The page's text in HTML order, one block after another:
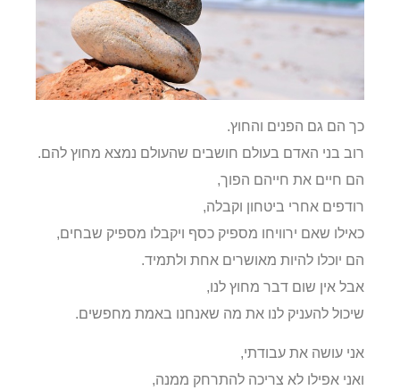
כך הם גם הפנים והחוץ.
רוב בני האדם בעולם חושבים שהעולם נמצא מחוץ להם.
הם חיים את חייהם הפוך,
רודפים אחרי ביטחון וקבלה,
כאילו שאם ירוויחו מספיק כסף ויקבלו מספיק שבחים,
הם יוכלו להיות מאושרים אחת ולתמיד.
אבל אין שום דבר מחוץ לנו,
שיכול להעניק לנו את מה שאנחנו באמת מחפשים.
אני עושה את עבודתי,
ואני אפילו לא צריכה להתרחק ממנה,